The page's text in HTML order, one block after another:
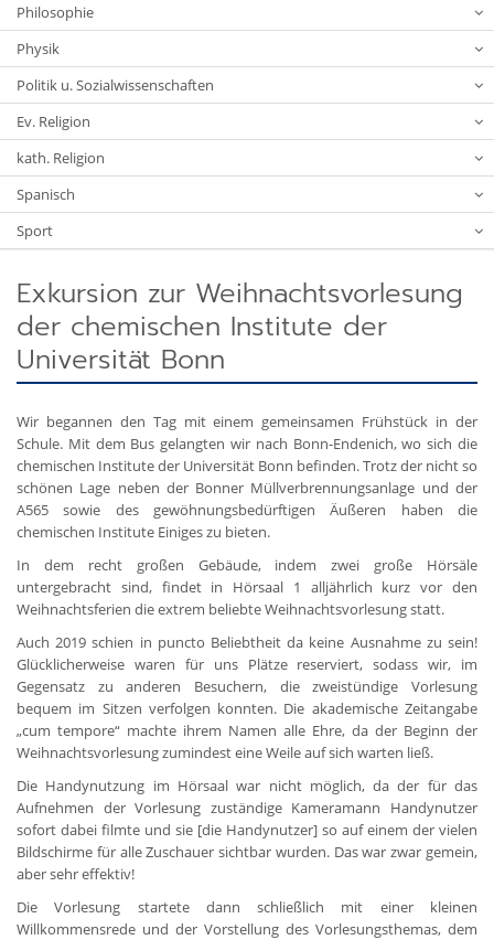
Philosophie
Physik
Politik u. Sozialwissenschaften
Ev. Religion
kath. Religion
Spanisch
Sport
Exkursion zur Weihnachtsvorlesung
der chemischen Institute der
Universität Bonn
Wir begannen den Tag mit einem gemeinsamen Frühstück in der
Schule. Mit dem Bus gelangten wir nach Bonn-Endenich, wo sich die
chemischen Institute der Universität Bonn befinden. Trotz der nicht so
schönen Lage neben der Bonner Müllverbrennungsanlage und der
A565 sowie des gewöhnungsbedürftigen Äußeren haben die
chemischen Institute Einiges zu bieten.
In dem recht großen Gebäude, indem zwei große Hörsäle
untergebracht sind, findet in Hörsaal 1 alljährlich kurz vor den
Weihnachtsferien die extrem beliebte Weihnachtsvorlesung statt.
Auch 2019 schien in puncto Beliebtheit da keine Ausnahme zu sein!
Glücklicherweise waren für uns Plätze reserviert, sodass wir, im
Gegensatz zu anderen Besuchern, die zweistündige Vorlesung
bequem im Sitzen verfolgen konnten. Die akademische Zeitangabe
„cum tempore“ machte ihrem Namen alle Ehre, da der Beginn der
Weihnachtsvorlesung zumindest eine Weile auf sich warten ließ.
Die Handynutzung im Hörsaal war nicht möglich, da der für das
Aufnehmen der Vorlesung zuständige Kameramann Handynutzer
sofort dabei filmte und sie [die Handynutzer] so auf einem der vielen
Bildschirme für alle Zuschauer sichtbar wurden. Das war zwar gemein,
aber sehr effektiv!
Die Vorlesung startete dann schließlich mit einer kleinen
Willkommensrede und der Vorstellung des Vorlesungsthemas, dem